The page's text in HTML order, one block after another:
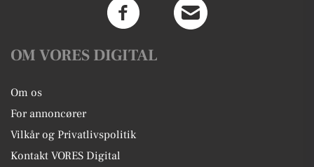
OM VORES DIGITAL
Om os
For annoncører
Vilkår og Privatlivspolitik
Kontakt VORES Digital